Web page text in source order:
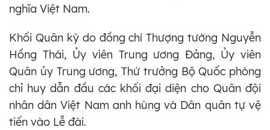
nghĩa Việt Nam.
Khối Quân kỳ do đồng chí Thượng tướng Nguyễn
Hồng Thái, Ủy viên Trung ương Đảng, Ủy viên
Quân ủy Trung ương, Thứ trưởng Bộ Quốc phòng
chỉ huy dẫn đầu các khối đại diện cho Quân đội
nhân dân Việt Nam anh hùng và Dân quân tự vệ
tiến vào Lễ đài.